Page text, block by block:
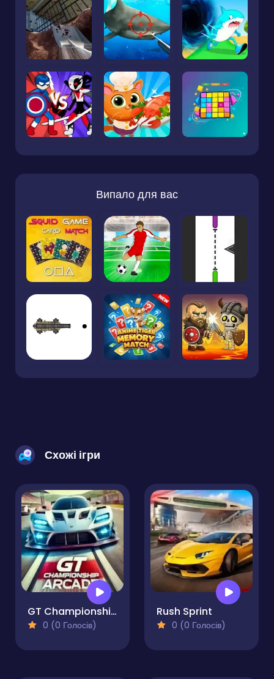
Випало для вас
Схожі ігри
GT Championship Arcade
0 (0 Голосів)
Rush Sprint
0 (0 Голосів)